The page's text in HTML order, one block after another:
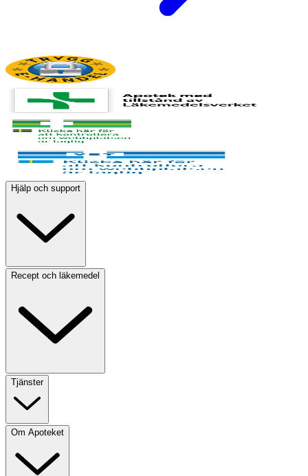
Hjälp och support
Recept och läkemedel
Tjänster
Om Apoteket